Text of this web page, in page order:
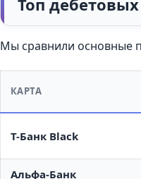
Мы сравнили основные
КАРТА
Т-Банк Black
Альфа-Банк